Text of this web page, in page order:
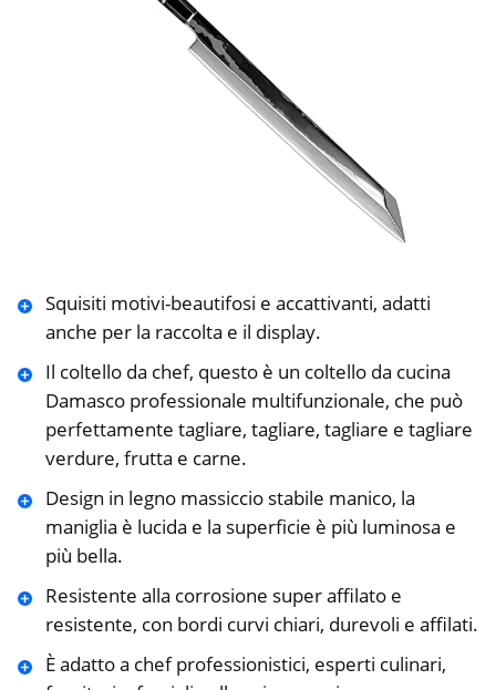
Squisiti motivi-beautifosi e accattivanti, adatti
anche per la raccolta e il display.
Il coltello da chef, questo è un coltello da cucina
Damasco professionale multifunzionale, che può
perfettamente tagliare, tagliare, tagliare e tagliare
verdure, frutta e carne.
Design in legno massiccio stabile manico, la
maniglia è lucida e la superficie è più luminosa e
più bella.
Resistente alla corrosione super affilato e
resistente, con bordi curvi chiari, durevoli e affilati.
È adatto a chef professionistici, esperti culinari,